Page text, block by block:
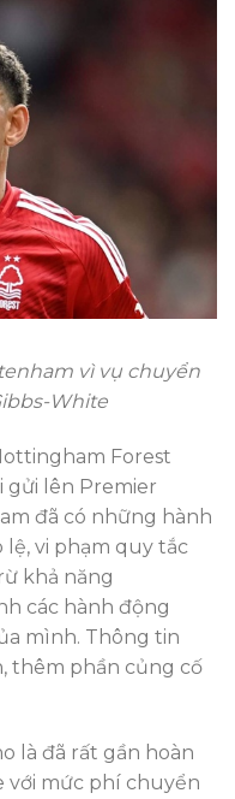
vì vụ chuyển
White
Forest
gửi lên Premier
đã có những hành
vi phạm quy tắc
khả năng
các hành động
mình. Thông tin
thêm phần củng cố
là đã rất gần hoàn
với mức phí chuyển